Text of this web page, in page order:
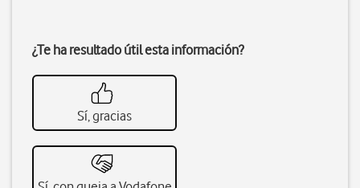
¿Te ha resultado útil esta información?
Sí, gracias